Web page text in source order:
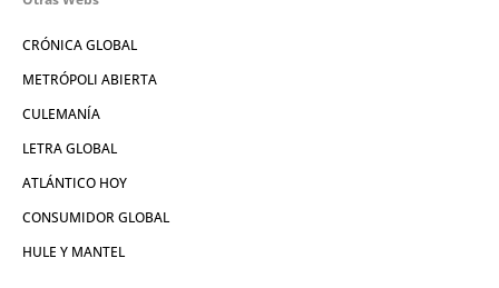
CRÓNICA GLOBAL
METRÓPOLI ABIERTA
CULEMANÍA
LETRA GLOBAL
ATLÁNTICO HOY
CONSUMIDOR GLOBAL
HULE Y MANTEL